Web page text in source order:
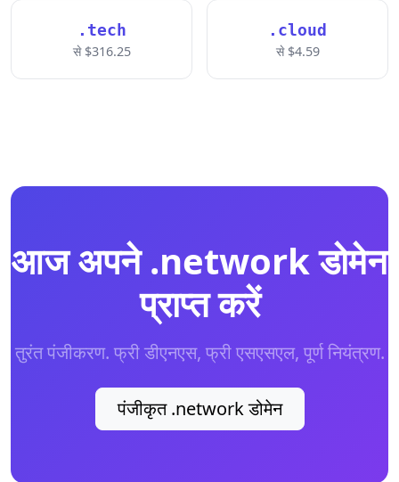
.tech
से $316.25
.cloud
से $4.59
आज अपने .network डोमेन
प्राप्त करें
तुरंत पंजीकरण. फ्री डीएनएस, फ्री एसएसएल, पूर्ण नियंत्रण.
पंजीकृत .network डोमेन